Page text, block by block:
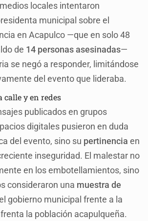
locales intentaron
municipal sobre el
en Acapulco —que en solo 48
de 14 personas asesinadas—
se negó a responder, limitándose
del evento que lideraba.
y en redes
publicados en grupos
digitales pusieron en duda
del evento, sino su pertinencia en
inseguridad. El malestar no
en los embotellamientos, sino
consideraron una muestra de
gobierno municipal frente a la
la población acapulqueña.